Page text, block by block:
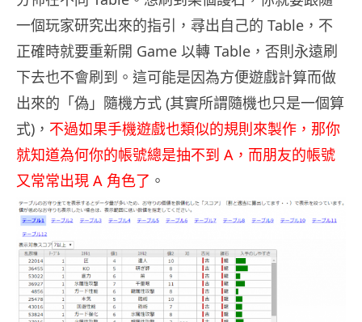
一個玩家研究出來的指引，尋出自己的 Table，不
正確時就要重新開 Game 以轉 Table，否則永遠刷
下去也不會刷到。這可能是因為方便遊戲計算而做
出來的「偽」隨機方式 (其實所謂隨機也只是一個算
式)， 不過如果手機遊戲也類似的規則來製作，那你
就知道為何你的帳號總是抽不到 A，而朋友的帳號
又常常出現 A 角色了 。